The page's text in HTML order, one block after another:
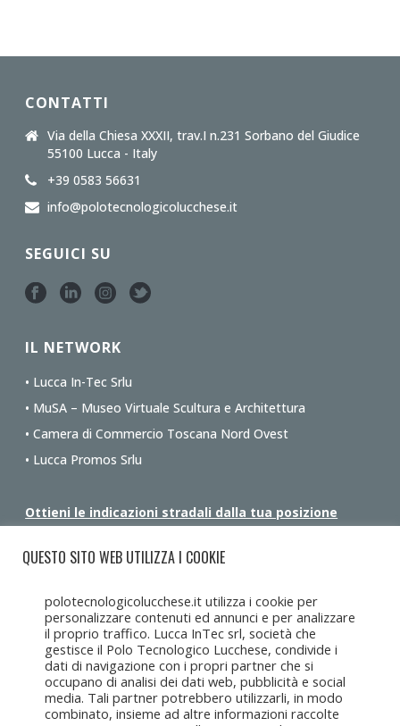
CONTATTI
Via della Chiesa XXXII, trav.I n.231 Sorbano del Giudice
55100 Lucca - Italy
+39 0583 56631
info@polotecnologicolucchese.it
SEGUICI SU
IL NETWORK
• Lucca In-Tec Srlu
• MuSA – Museo Virtuale Scultura e Architettura
• Camera di Commercio Toscana Nord Ovest
• Lucca Promos Srlu
Ottieni le indicazioni stradali dalla tua posizione
QUESTO SITO WEB UTILIZZA I COOKIE
polotecnologicolucchese.it utilizza i cookie per
personalizzare contenuti ed annunci e per analizzare
il proprio traffico. Lucca InTec srl, società che
gestisce il Polo Tecnologico Lucchese, condivide i
dati di navigazione con i propri partner che si
occupano di analisi dei dati web, pubblicità e social
media. Tali partner potrebbero utilizzarli, in modo
combinato, insieme ad altre informazioni raccolte